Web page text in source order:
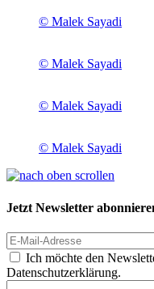
© Malek Sayadi
© Malek Sayadi
© Malek Sayadi
© Malek Sayadi
Jetzt Newsletter
Ich möchte den
Datenschutzerklärung.